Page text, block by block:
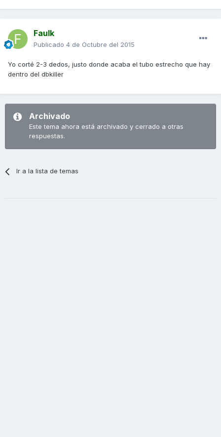
Faulk
Publicado 4 de Octubre del 2015
Yo corté 2-3 dedos, justo donde acaba el tubo estrecho que hay
dentro del dbkiller
Archivado
Este tema ahora está archivado y cerrado a otras
respuestas.
Ir a la lista de temas